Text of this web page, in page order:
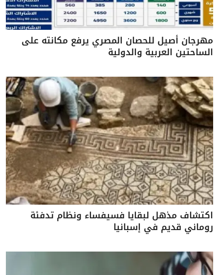
مهرجان أصيل للحصان المصري يرفع مكانته على
الساحتين العربية والدولية
اكتشاف مذهل لبقايا فسيفساء ونظام تدفئة
روماني قديم في إسبانيا